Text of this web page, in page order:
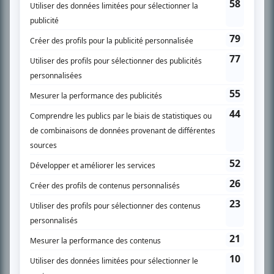
SUR LE RÉSEAU BIZZ MÉDIA
PLAN DU SITE
Accueil
Liste des oeuvres
Recherche avancée
À propos
Nous contacter
Termes et conditions
Politique de confidentialité
Gestion du consentement